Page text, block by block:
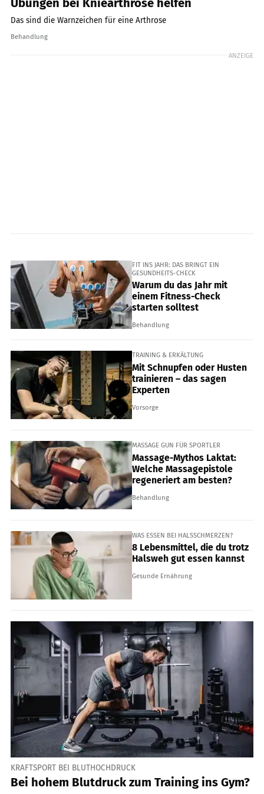
Übungen bei Kniearthrose helfen
Das sind die Warnzeichen für eine Arthrose
Behandlung
ANZEIGE
FIT INS JAHR: DAS BRINGT EIN
GESUNDHEITS-CHECK
Warum du das Jahr mit
einem Fitness-Check
starten solltest
Behandlung
TRAINING & ERKÄLTUNG
Mit Schnupfen oder Husten
trainieren – das sagen
Experten
Vorsorge
MASSAGE GUN FÜR SPORTLER
Massage-Mythos Laktat:
Welche Massagepistole
regeneriert am besten?
Behandlung
WAS ESSEN BEI HALSSCHMERZEN?
8 Lebensmittel, die du trotz
Halsweh gut essen kannst
Gesunde Ernährung
KRAFTSPORT BEI BLUTHOCHDRUCK
Bei hohem Blutdruck zum Training ins Gym?